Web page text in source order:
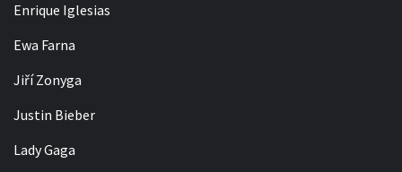
Enrique Iglesias
Ewa Farna
Jiří Zonyga
Justin Bieber
Lady Gaga